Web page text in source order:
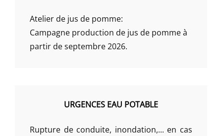
Atelier de jus de pomme:
Campagne production de jus de pomme à
partir de septembre 2026.
URGENCES EAU POTABLE
Rupture de conduite, inondation,... en cas